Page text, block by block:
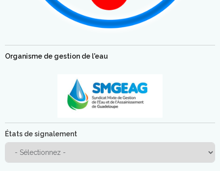
Organisme de gestion de l'eau
États de signalement